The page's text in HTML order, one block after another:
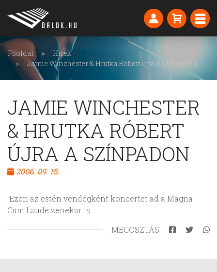
Főoldal
Hírek
Jamie Winchester & Hrutka Róbert újra a színpadon
JAMIE WINCHESTER
& HRUTKA RÓBERT
ÚJRA A SZÍNPADON
2006. 09. 15.
Ezen az estén vendégként koncertet ad a Magna
Cum Laude zenekar is.
MEGOSZTÁS